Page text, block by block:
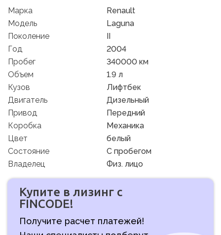
Марка
Renault
Модель
Laguna
Поколение
II
Год
2004
Пробег
340000 км
Объем
1.9 л
Кузов
Лифтбек
Двигатель
Дизельный
Привод
Передний
Коробка
Механика
Цвет
белый
Состояние
C пробегом
Владелец
Физ. лицо
Купите в лизинг с
FINCODE!
Получите расчет платежей!